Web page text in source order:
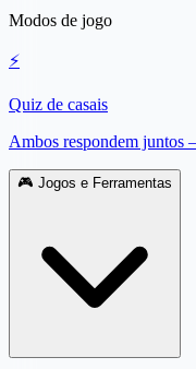
Modos de jogo
⚡
Quiz de casais
Ambos respondem juntos
🎮 Jogos e Ferramentas